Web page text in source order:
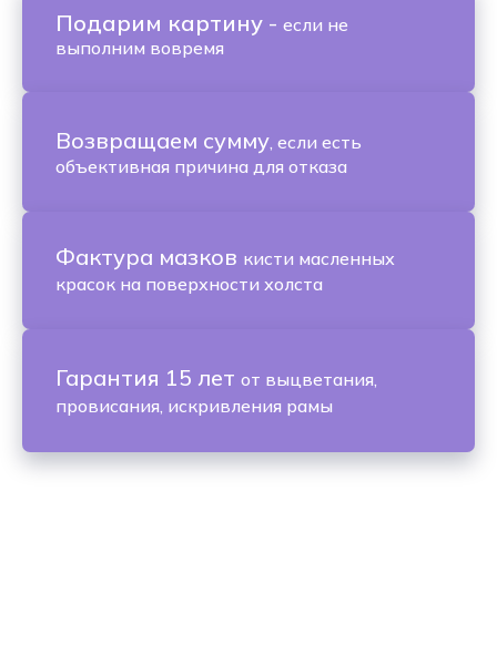
Подарим картину - если не
выполним вовремя
Возвращаем сумму, если есть
объективная причина для отказа
Фактура мазков кисти масленных
красок на поверхности холста
Гарантия 15 лет от выцветания,
провисания, искривления рамы